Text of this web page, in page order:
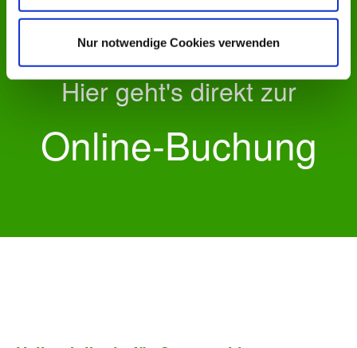
Nur notwendige Cookies verwenden
Hier geht's direkt zur
Online-Buchung